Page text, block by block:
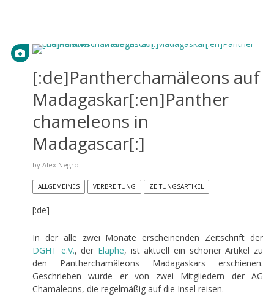
[:de]Pantherchamäleons auf
Madagaskar[:en]Panther
chameleons in
Madagascar[:]
by Alex Negro
ALLGEMEINES VERBREITUNG ZEITUNGSARTIKEL
[:de]
In der alle zwei Monate erscheinenden Zeitschrift der
DGHT e.V., der Elaphe, ist aktuell ein schöner Artikel zu
den Pantherchamäleons Madagaskars erschienen.
Geschrieben wurde er von zwei Mitgliedern der AG
Chamäleons, die regelmäßig auf die Insel reisen.